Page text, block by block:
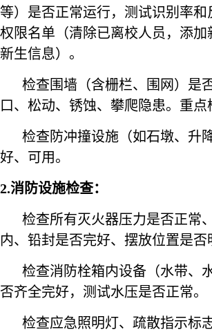
等）是否正常运行，测试识别率和
权限名单（清除已离校人员，添加
新生信息）。
检查围墙（含栅栏、围网）是
口、松动、锈蚀、攀爬隐患。重点
检查防冲撞设施（如石墩、升
好、可用。
2.消防设施检查：
检查所有灭火器压力是否正常
内、铅封是否完好、摆放位置是否
检查消防栓箱内设备（水带、
否齐全完好，测试水压是否正常。
检查应急照明灯、疏散指示标